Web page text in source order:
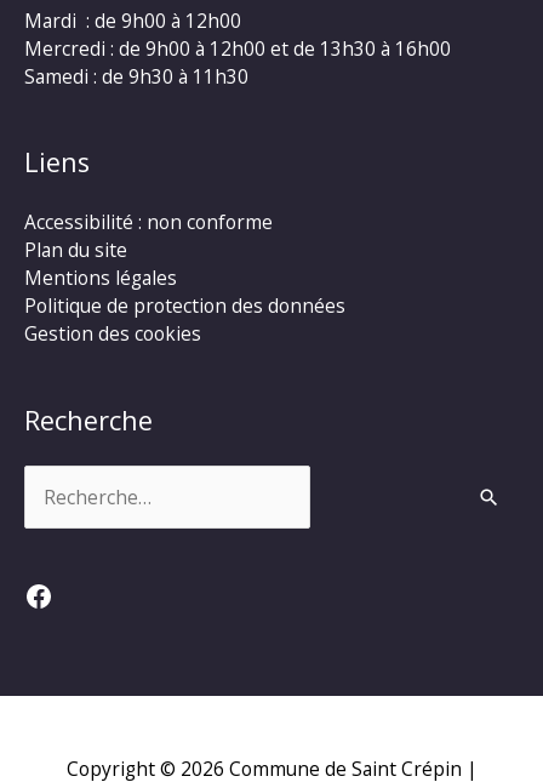
Mardi : de 9h00 à 12h00
Mercredi : de 9h00 à 12h00 et de 13h30 à 16h00
Samedi : de 9h30 à 11h30
Liens
Accessibilité : non conforme
Plan du site
Mentions légales
Politique de protection des données
Gestion des cookies
Recherche
Facebook
Copyright © 2026 Commune de Saint Crépin |